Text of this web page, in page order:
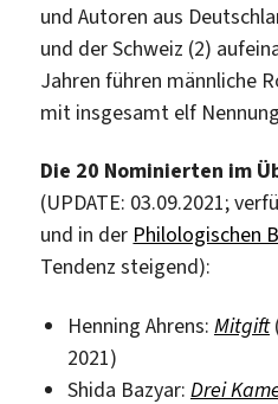
und Autoren aus
und der Schweiz (2)
Jahren führen männliche
mit insgesamt elf
Die 20 Nominierten im
(UPDATE: 03.09.2021;
und in der Philologischen
Tendenz steigend):
Henning Ahrens: Mitgift
2021)
Shida Bazyar: Drei